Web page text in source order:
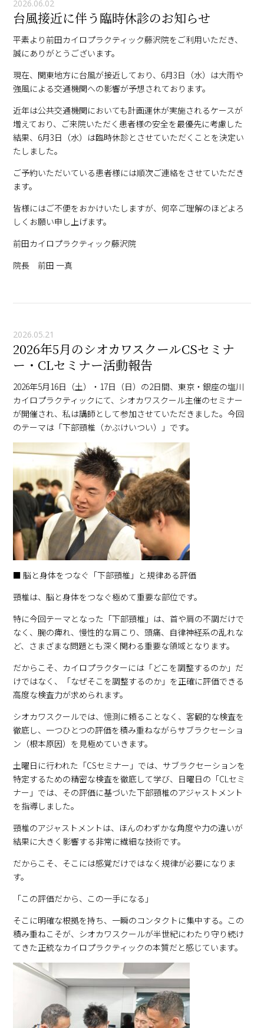
2026.06.02
台風接近に伴う臨時休診のお知らせ
平素より前田カイロプラクティック藤沢院をご利用いただき、
誠にありがとうございます。
現在、関東地方に台風が接近しており、6月3日（水）は大雨や
強風による交通機関への影響が予想されております。
近年は公共交通機関においても計画運休が実施されるケースが
増えており、ご来院いただく患者様の安全を最優先に考慮した
結果、6月3日（水）は臨時休診とさせていただくことを決定い
たしました。
ご予約いただいている患者様には順次ご連絡をさせていただき
ます。
皆様にはご不便をおかけいたしますが、何卒ご理解のほどよろ
しくお願い申し上げます。
前田カイロプラクティック藤沢院
院長 前田 一真
2026.05.21
2026年5月のシオカワスクールCSセミナ
ー・CLセミナー活動報告
2026年5月16日（土）・17日（日）の2日間、東京・銀座の塩川
カイロプラクティックにて、シオカワスクール主催のセミナー
が開催され、私は講師として参加させていただきました。今回
のテーマは「下部頸椎（かぶけいつい）」です。
■ 脳と身体をつなぐ「下部頸椎」と規律ある評価
頸椎は、脳と身体をつなぐ極めて重要な部位です。
特に今回テーマとなった「下部頸椎」は、首や肩の不調だけで
なく、腕の痺れ、慢性的な肩こり、頭痛、自律神経系の乱れな
ど、さまざまな問題とも深く関わる重要な領域となります。
だからこそ、カイロプラクターには「どこを調整するのか」だ
けではなく、「なぜそこを調整するのか」を正確に評価できる
高度な検査力が求められます。
シオカワスクールでは、憶測に頼ることなく、客観的な検査を
徹底し、一つひとつの評価を積み重ねながらサブラクセーショ
ン（根本原因）を見極めていきます。
土曜日に行われた「CSセミナー」では、サブラクセーションを
特定するための精密な検査を徹底して学び、日曜日の「CLセミ
ナー」では、その評価に基づいた下部頸椎のアジャストメント
を指導しました。
頸椎のアジャストメントは、ほんのわずかな角度や力の違いが
結果に大きく影響する非常に繊細な技術です。
だからこそ、そこには感覚だけではなく規律が必要になりま
す。
「この評価だから、この一手になる」
そこに明確な根拠を持ち、一瞬のコンタクトに集中する。この
積み重ねこそが、シオカワスクールが半世紀にわたり守り続け
てきた正統なカイロプラクティックの本質だと感じています。